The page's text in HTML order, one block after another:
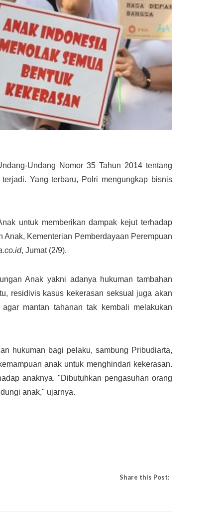
Undang Nomor 35 Tahun 2014 tentang
Yang terbaru, Polri mengungkap bisnis
untuk memberikan dampak kejut terhadap
Kementerian Pemberdayaan Perempuan
, Jumat (2/9).
Anak yakni adanya hukuman tambahan
residivis kasus kekerasan seksual juga akan
mantan tahanan tak kembali melakukan
hukuman bagi pelaku, sambung Pribudiarta,
anak untuk menghindari kekerasan.
anaknya. "Dibutuhkan pengasuhan orang
anak," ujarnya.
Share this Post: